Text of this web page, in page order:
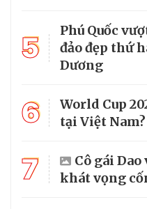
5
Phú Quốc
đảo đẹp thứ
Dương
6
World Cup
tại Việt Nam?
7
Cô gái
khát vọng